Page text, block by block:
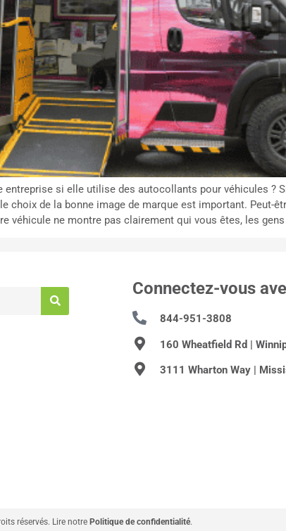
entreprise si elle utilise des autocollants pour véhicules ?
de la bonne image de marque est important. Peut-
véhicule ne montre pas clairement qui vous êtes, les
Connectez-vous
844-951-3808
160 Wheatfield Rd |
3111 Wharton Way |
réservés. Lire notre Politique de confidentialité.